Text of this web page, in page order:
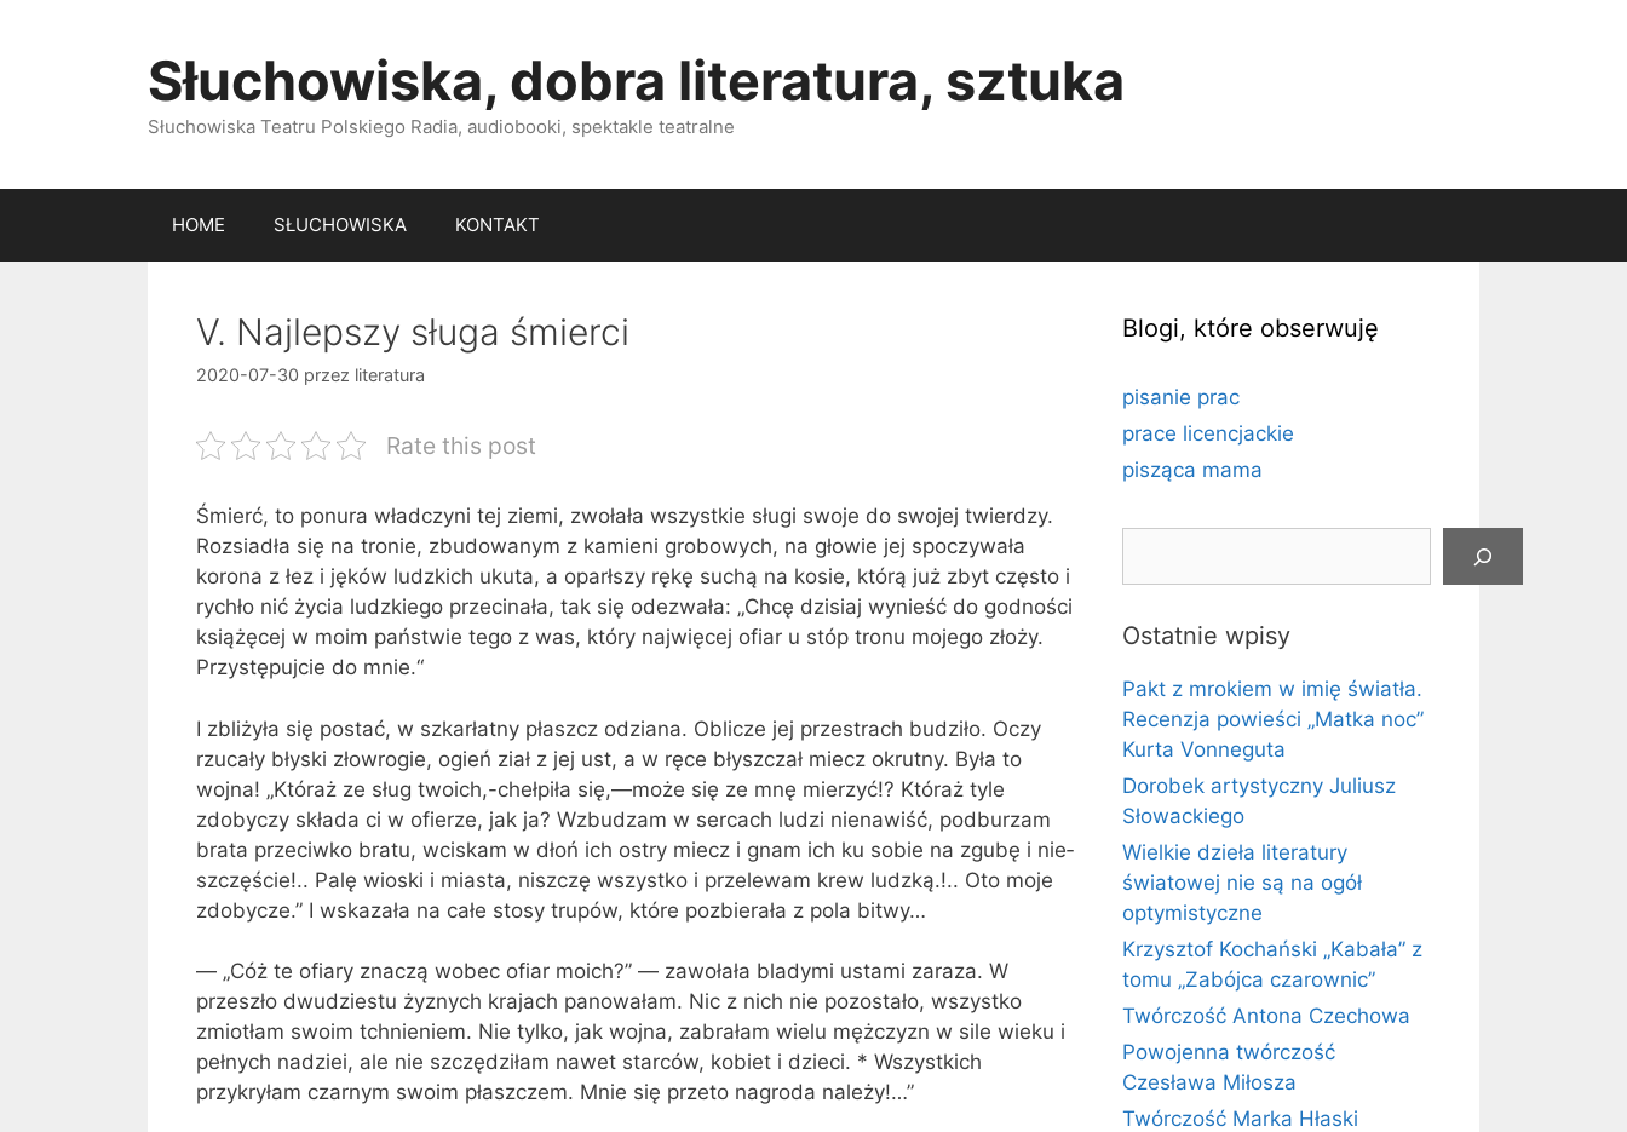
Słuchowiska, dobra literatura, sztuka
Słuchowiska Teatru Polskiego Radia, audiobooki, spektakle teatralne
HOME SŁUCHOWISKA KONTAKT
V. Najlepszy sługa śmierci
2020-07-30 przez literatura
Rate this post
Śmierć, to ponura władczyni tej ziemi, zwołała wszystkie sługi swoje do swojej twierdzy.
Rozsiadła się na tronie, zbu­dowanym z kamieni grobowych, na głowie jej spoczywała
korona z łez i jęków ludz­kich ukuta, a oparłszy rękę suchą na ko­sie, którą już zbyt często i
rychło nić życia ludzkiego przecinała, tak się ode­zwała: „Chcę dzisiaj wynieść do godności
książęcej w moim państwie tego z was, który najwięcej ofiar u stóp tronu mojego złoży.
Przystępujcie do mnie.“
I zbliżyła się postać, w szkarłatny płaszcz odziana. Oblicze jej przestrach budziło. Oczy
rzucały błyski złowrogie, ogień ział z jej ust, a w ręce błyszczał miecz okrutny. Była to
wojna! „Któraż ze sług twoich,-chełpiła się,—może się ze mnę mierzyć!? Któraż tyle
zdobyczy składa ci w ofierze, jak ja? Wzbudzam w sercach ludzi nienawiść, podburzam
brata przeciwko bratu, wciskam w dłoń ich ostry miecz i gnam ich ku sobie na zgubę i nie­
szczęście!.. Palę wioski i miasta, niszczę wszystko i przelewam krew ludzką.!.. Oto moje
zdobycze.” I wskazała na całe sto­sy trupów, które pozbierała z pola bitwy…
— „Cóż te ofiary znaczą wobec ofiar moich?” — zawołała bladymi ustami zaraza. W
przeszło dwudziestu żyznych krajach panowałam. Nic z nich nie pozostało, wszystko
zmiotłam swoim tchnieniem. Nie tylko, jak wojna, zabrałam wielu mężczyzn w sile wieku i
pełnych nadziei, ale nie szczędziłam nawet starców, kobiet i dzieci. * Wszystkich
przykryłam czarnym swoim płaszczem. Mnie się przeto nagroda na­leży!…”
Blogi, które obserwuję
pisanie prac
prace licencjackie
pisząca mama
Ostatnie wpisy
Pakt z mrokiem w imię światła.
Recenzja powieści „Matka noc”
Kurta Vonneguta
Dorobek artystyczny Juliusz
Słowackiego
Wielkie dzieła literatury
światowej nie są na ogół
optymistyczne
Krzysztof Kochański „Kabała” z
tomu „Zabójca czarownic”
Twórczość Antona Czechowa
Powojenna twórczość
Czesława Miłosza
Twórczość Marka Hłaski